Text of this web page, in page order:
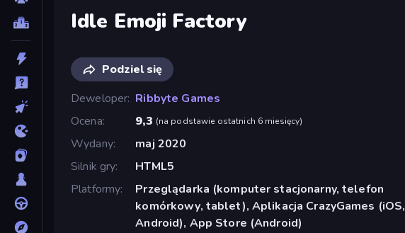
Idle Emoji Factory
Podziel się
Deweloper Ribbyte Games
Ocena
9,3 (na podstawie ostatnich 6 miesięcy)
Wydany
maj 2020
Silnik gry
HTML5
Platformy
Przeglądarka (komputer stacjonarny, telefon
komórkowy, tablet), Aplikacja CrazyGames (iOS,
Android), App Store (Android)